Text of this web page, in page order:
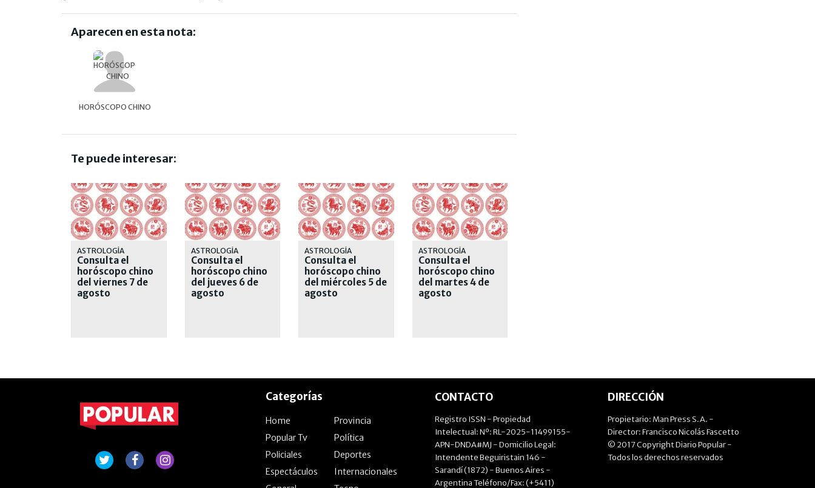
Aparecen en esta nota:
HORÓSCOPO CHINO
Te puede interesar:
ASTROLOGÍA
Consulta el
horóscopo chino
del viernes 7 de
agosto
ASTROLOGÍA
Consulta el
horóscopo chino
del jueves 6 de
agosto
ASTROLOGÍA
Consulta el
horóscopo chino
del miércoles 5 de
agosto
ASTROLOGÍA
Consulta el
horóscopo chino
del martes 4 de
agosto
Categorías
Home
Provincia
Popular Tv
Política
Policiales
Deportes
Espectáculos
Internacionales
CONTACTO
Registro ISSN - Propiedad
Intelectual: Nº: RL-2025-11499155-
APN-DNDA#MJ - Domicilio Legal:
Intendente Beguiristain 146 -
Sarandí (1872) - Buenos Aires -
Argentina Teléfono/Fax: (+5411)
DIRECCIÓN
Propietario: Man Press S.A. -
Director: Francisco Nicolás Fascetto
© 2017 Copyright Diario Popular -
Todos los derechos reservados